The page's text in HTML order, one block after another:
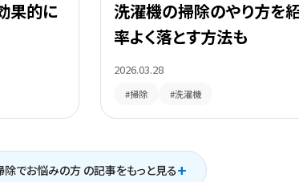
果的に
2026.03.28
洗濯機の掃除のやり方を
率よく落とす方法も
#掃除 #洗濯機
除でお悩みの方 の記事をもっと見る+